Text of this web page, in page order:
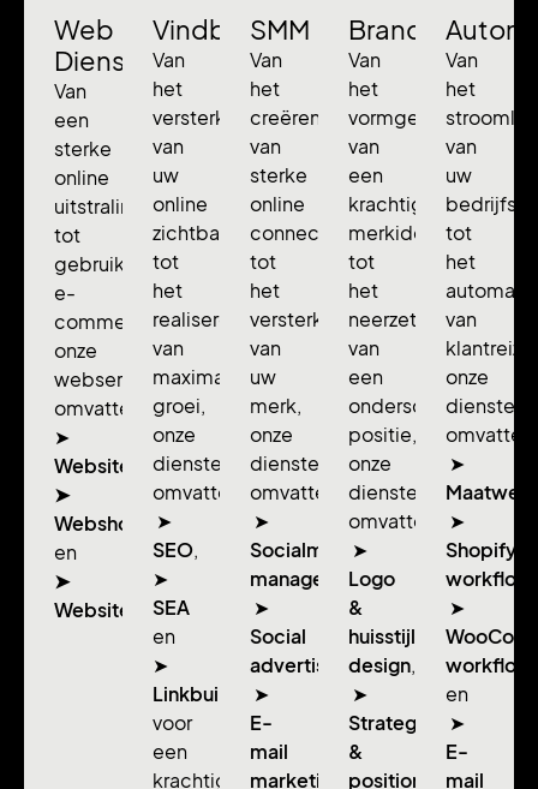
Web
Diensten
Van
een
sterke
online
uitstraling
tot
gebruiksvriendelijke
e-
commerce:
onze
webservices
omvatten
➤
Websitebouw,
➤
Webshopdesign
en
➤
Websitebeheer.
Vindbaarheid
Van
het
versterken
van
uw
online
zichtbaarheid
tot
het
realiseren
van
maximale
groei,
onze
diensten
omvatten
➤
SEO,
➤
SEA
en
➤
Linkbuilding
voor
een
krachtigere
SMM
Van
het
creëren
van
sterke
online
connecties
tot
het
versterken
van
uw
merk,
onze
diensten
omvatten
➤
Socialmedia
management,
➤
Social
advertising,
➤
E-
mail
marketing
Branding
Van
het
vormgeven
van
een
krachtige
merkidentiteit
tot
het
neerzetten
van
een
onderscheidende
positie,
onze
diensten
omvatten
➤
Logo
&
huisstijl
design,
➤
Strategie
&
positionering,
Van
het
van
uw
tot
het
van
onze
diensten
omvatten
➤
➤
Shopify
➤
en
➤
E-
mail